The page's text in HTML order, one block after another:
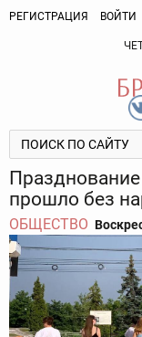
РЕГИСТРАЦИЯ ВОЙТИ
прошло без
ОБЩЕСТВО